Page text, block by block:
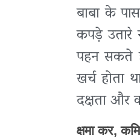
बाबा के
कपड़े उतारे
पहन सकते
खर्च होता
दक्षता और
क्षमा कर,